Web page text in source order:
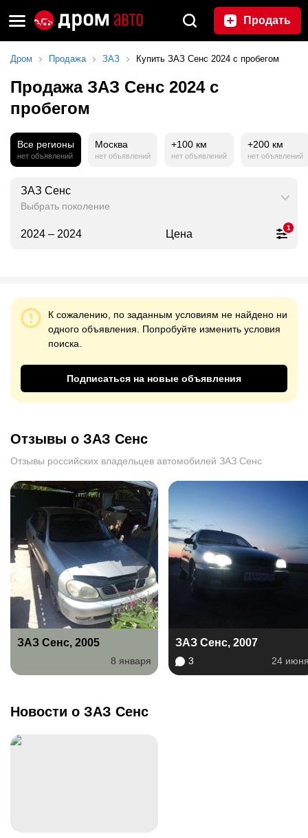
Продать
Дром Продажа ЗАЗ Купить ЗАЗ Сенс 2024 с пробегом
Продажа ЗАЗ Сенс 2024 с
пробегом
Все регионы
нет объявлений
Москва
нет объявлений
+100 км
нет объявлений
+200 км
нет объявлений
ЗАЗ Сенс
Выбрать поколение
2024 – 2024 Цена 1
К сожалению, по заданным условиям не найдено ни
одного объявления. Попробуйте изменить условия
поиска.
Подписаться на новые объявления
Отзывы о ЗАЗ Сенс
Отзывы российских владельцев автомобилей ЗАЗ Сенс
ЗАЗ Сенс, 2005
8 января
ЗАЗ Сенс, 2007
3 24
Новости о ЗАЗ Сенс